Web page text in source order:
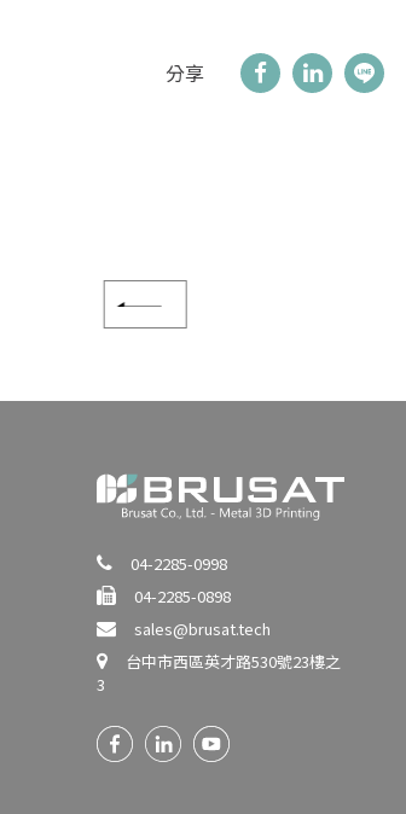
分享
04-2285-0998
04-2285-0898
sales@brusat.tech
台中市西區英才路530號23樓之
3